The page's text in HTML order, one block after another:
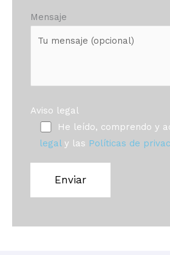
Mensaje
Aviso legal
He leído, comprendo y
legaly las Políticas de